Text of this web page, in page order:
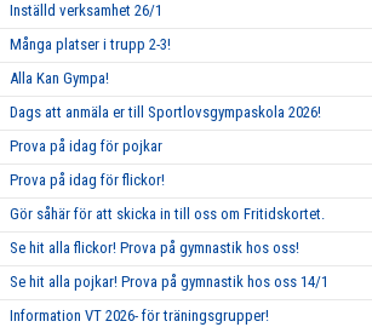
Inställd verksamhet 26/1
Många platser i trupp 2-3!
Alla Kan Gympa!
Dags att anmäla er till Sportlovsgympaskola 2026!
Prova på idag för pojkar
Prova på idag för flickor!
Gör såhär för att skicka in till oss om Fritidskortet.
Se hit alla flickor! Prova på gymnastik hos oss!
Se hit alla pojkar! Prova på gymnastik hos oss 14/1
Information VT 2026- för träningsgrupper!